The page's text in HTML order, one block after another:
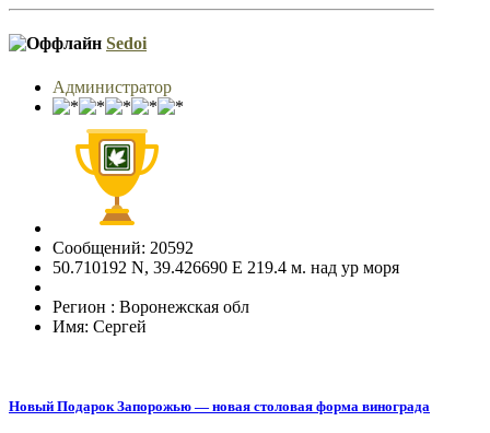
Sedoi
Администратор
Сообщений: 20592
50.710192 N, 39.426690 E 219.4 м. над ур моря
Регион : Воронежская обл
Имя: Сергей
Новый Подарок Запорожью — новая столовая форма винограда